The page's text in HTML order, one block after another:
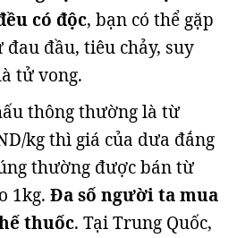
có độc, bạn có thể gặp
đầu, tiêu chảy, suy
tử vong.
thông thường là từ
kg thì giá của dưa đắng
thường được bán từ
1kg. Đa số người ta mua
thuốc. Tại Trung Quốc,